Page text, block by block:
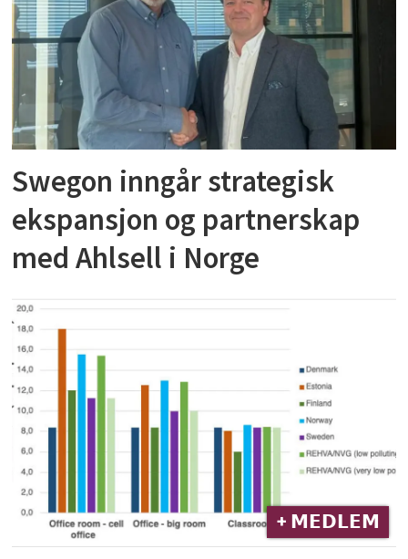
Swegon inngår strategisk
ekspansjon og partnerskap
med Ahlsell i Norge
+ 𝗠𝗘𝗗𝗟𝗘𝗠